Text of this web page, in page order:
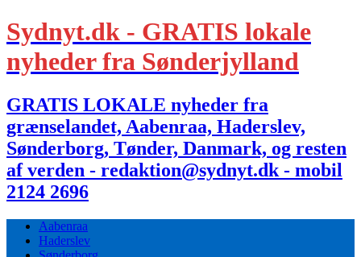
Sydnyt.dk - GRATIS lokale
nyheder fra Sønderjylland
GRATIS LOKALE nyheder fra
grænselandet, Aabenraa, Haderslev,
Sønderborg, Tønder, Danmark, og resten
af verden - redaktion@sydnyt.dk - mobil
2124 2696
Aabenraa
Haderslev